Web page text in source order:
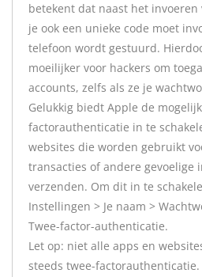
betekent dat naast het invoeren
je ook een unieke code moet
telefoon wordt gestuurd.
moeilijker voor hackers om
accounts, zelfs als ze je
Gelukkig biedt Apple de
factorauthenticatie in te
websites die worden gebruikt
transacties of andere gevoelige
verzenden. Om dit in te
Instellingen > Je naam >
Twee-factor-authenticatie.
Let op: niet alle apps en
steeds twee-